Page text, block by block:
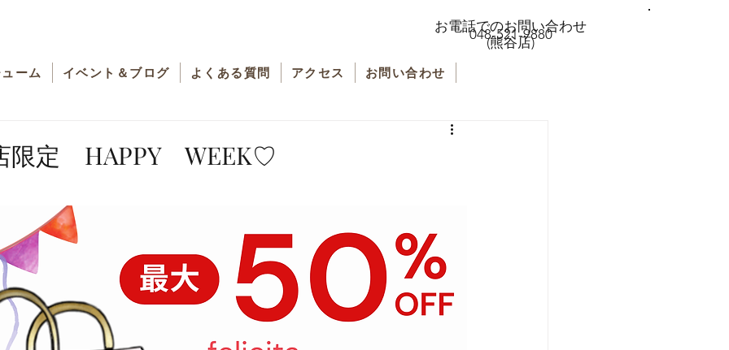
ーム イベント＆ブログ よくある質問 アクセス お問い合わせ
お電話でのお問い合わせ
048-521-9880
(熊谷店)
HAPPY WEEK♡